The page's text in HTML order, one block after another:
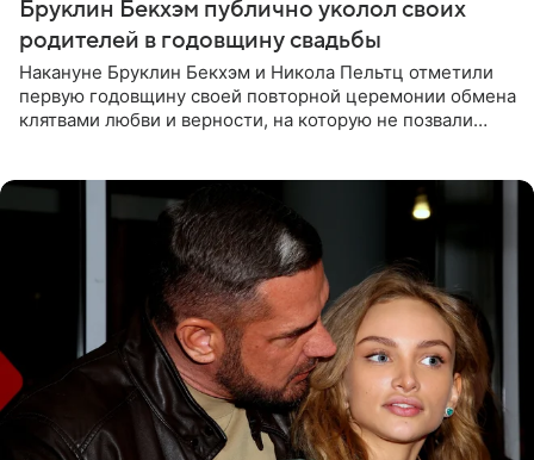
Бруклин Бекхэм публично уколол своих
родителей в годовщину свадьбы
Накануне Бруклин Бекхэм и Никола Пельтц отметили
первую годовщину своей повторной церемонии обмена
клятвами любви и верности, на которую не позвали